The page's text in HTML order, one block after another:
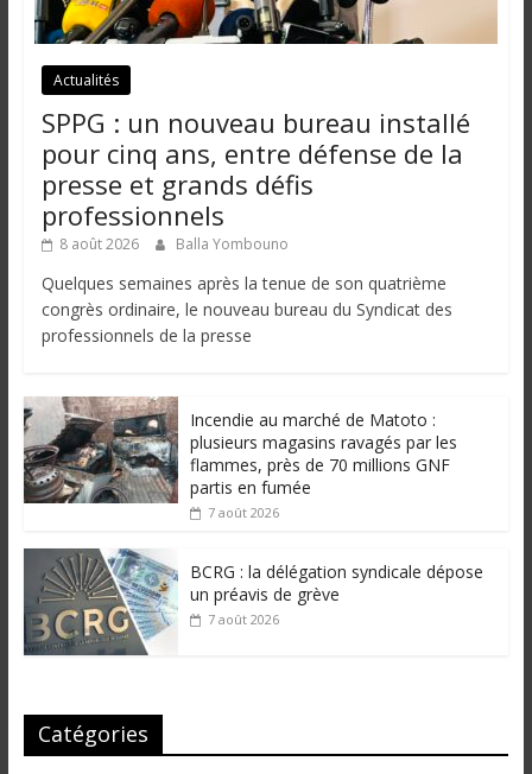
Actualités
SPPG : un nouveau bureau installé
pour cinq ans, entre défense de la
presse et grands défis
professionnels
8 août 2026 Balla Yombouno
Quelques semaines après la tenue de son quatrième
congrès ordinaire, le nouveau bureau du Syndicat des
professionnels de la presse
Incendie au marché de Matoto :
plusieurs magasins ravagés par les
flammes, près de 70 millions GNF
partis en fumée
7 août 2026
BCRG : la délégation syndicale dépose
un préavis de grève
7 août 2026
Catégories